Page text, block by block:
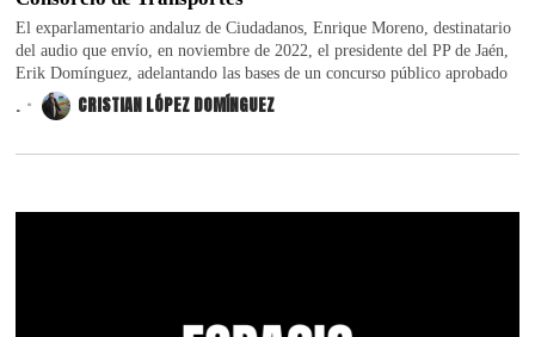
El exparlamentario andaluz de Ciudadanos, Enrique Moreno, destinatario
del audio que envío, en noviembre de 2022, el presidente del PP de Jaén,
Erik Domínguez, adelantando las bases de un concurso público aprobado
. CRISTIAN LÓPEZ DOMÍNGUEZ